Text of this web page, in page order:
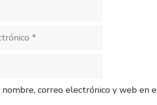
correo electrónico y web en